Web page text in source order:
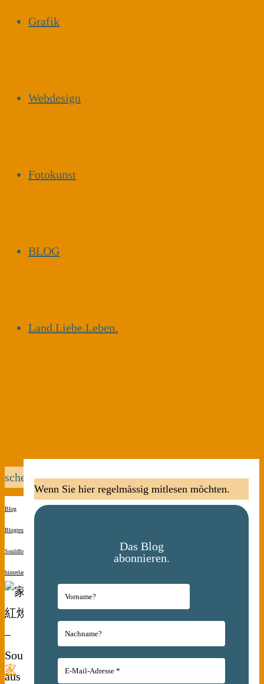
Grafik
Webdesign
Fotokunst
BLOG
Land.Liebe.Leben.
scheinefleisch
Blog
Blogtexte
Souldfood
hinterlassen
家
Wenn Sie hier regelmässig mitlesen möchten.
Das Blog
abonnieren.